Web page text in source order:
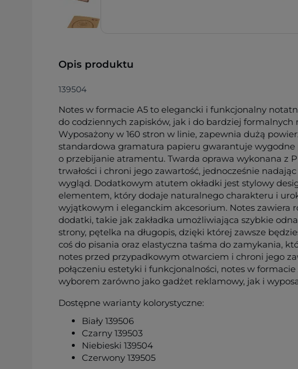
Opis produktu
139504
Notes w formacie A5 to elegancki i funkcjonalny
do codziennych zapisków, jak i do bardziej formalnych
Wyposażony w 160 stron w linie, zapewnia dużą
standardowa gramatura papieru gwarantuje wygodne
o przebijanie atramentu. Twarda oprawa wykonana z
trwałości i chroni jego zawartość, jednocześnie
wygląd. Dodatkowym atutem okładki jest stylowy
elementem, który dodaje naturalnego charakteru i
wyjątkowym i eleganckim akcesorium. Notes zawiera
dodatki, takie jak zakładka umożliwiająca szybkie
strony, pętelka na długopis, dzięki której zawsze
coś do pisania oraz elastyczna taśma do zamykania,
notes przed przypadkowym otwarciem i chroni jego
połączeniu estetyki i funkcjonalności, notes w
wyborem zarówno jako gadżet reklamowy, jak i
Dostępne warianty kolorystyczne:
Biały 139506
Czarny 139503
Niebieski 139504
Czerwony 139505